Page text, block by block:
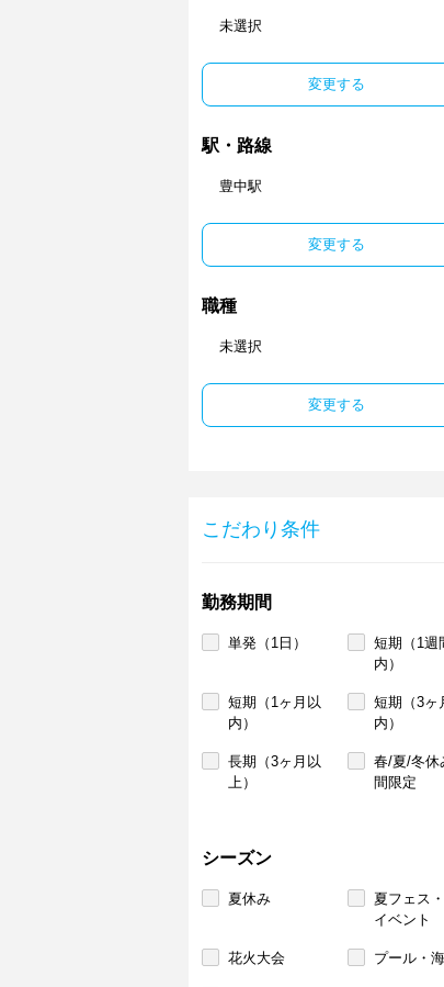
未選択
変更する
駅・路線
豊中駅
変更する
職種
未選択
変更する
こだわり条件
勤務期間
単発（1日）
短期（1週
内）
短期（1ヶ月以
内）
短期（3ヶ
内）
長期（3ヶ月以
上）
春/夏/冬休
間限定
シーズン
夏休み
夏フェス
イベント
花火大会 プール・海